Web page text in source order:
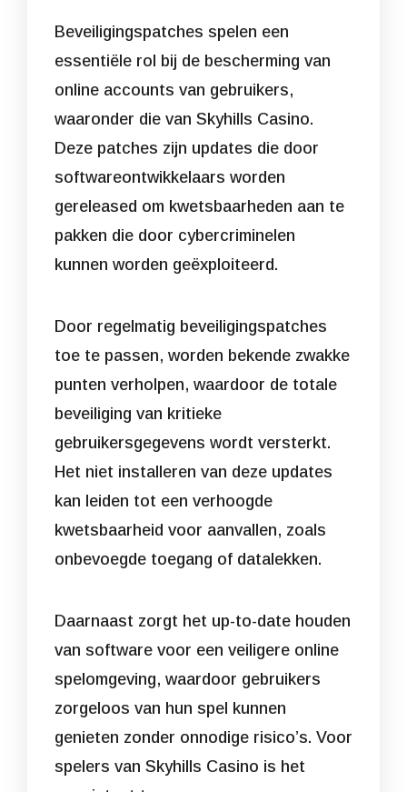
Beveiligingspatches spelen een
essentiële rol bij de bescherming van
online accounts van gebruikers,
waaronder die van Skyhills Casino.
Deze patches zijn updates die door
softwareontwikkelaars worden
gereleased om kwetsbaarheden aan te
pakken die door cybercriminelen
kunnen worden geëxploiteerd.
Door regelmatig beveiligingspatches
toe te passen, worden bekende zwakke
punten verholpen, waardoor de totale
beveiliging van kritieke
gebruikersgegevens wordt versterkt.
Het niet installeren van deze updates
kan leiden tot een verhoogde
kwetsbaarheid voor aanvallen, zoals
onbevoegde toegang of datalekken.
Daarnaast zorgt het up-to-date houden
van software voor een veiligere online
spelomgeving, waardoor gebruikers
zorgeloos van hun spel kunnen
genieten zonder onnodige risico’s. Voor
spelers van Skyhills Casino is het